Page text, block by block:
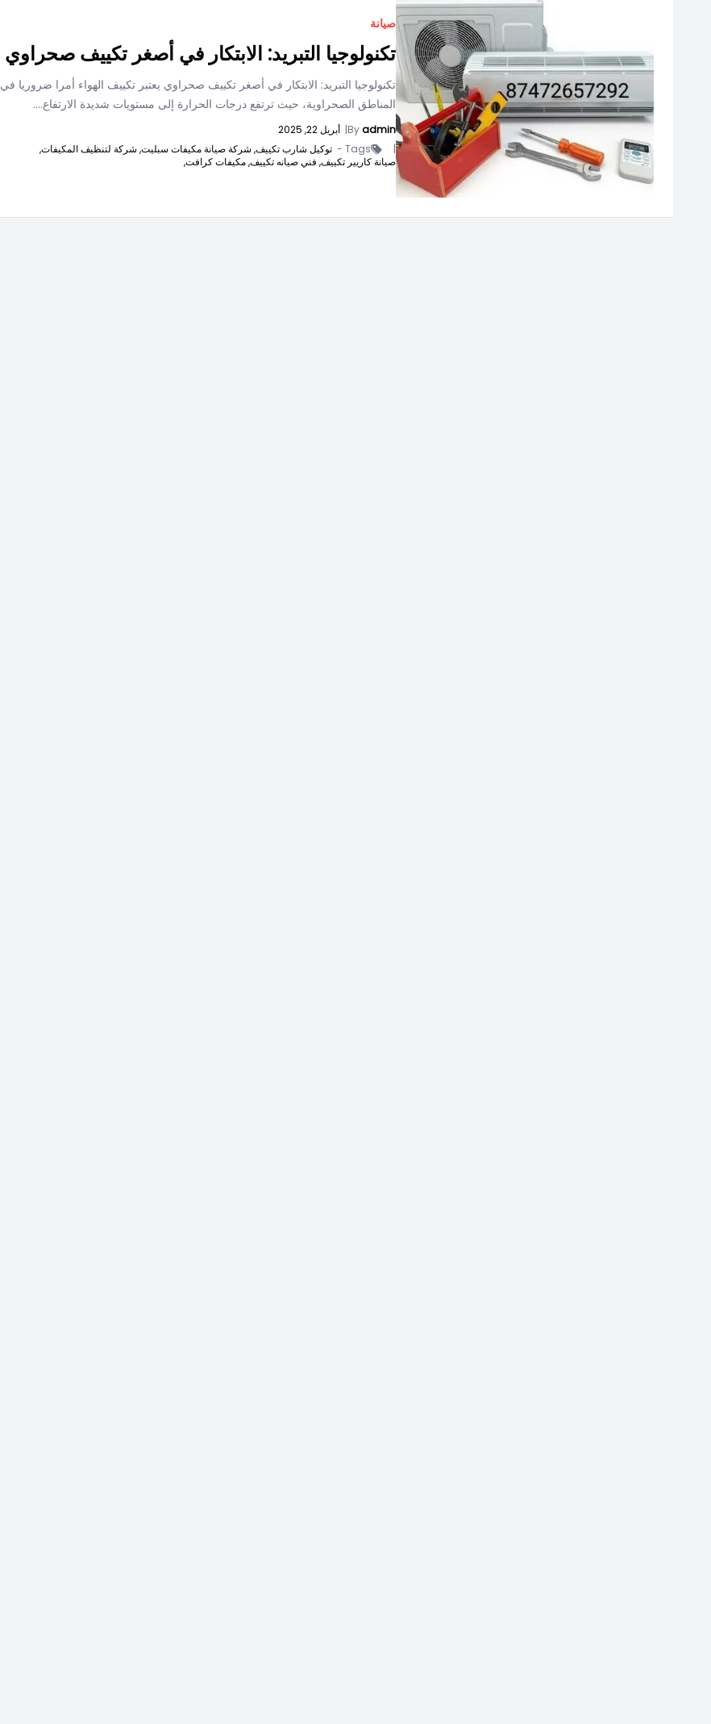
صيانة
تكنولوجيا التبريد: الابتكار في أصغر تكييف صحراوي
تكنولوجيا التبريد: الابتكار في أصغر تكييف صحراوي يعتبر تكييف الهواء أمرا ضروريا في
المناطق الصحراوية، حيث ترتفع درجات الحرارة إلى مستويات شديدة الارتفاع....
Byadmin
| أبريل 22, 2025
|
Tags - توكيل شارب تكييف, شركة صيانة مكيفات سبليت, شركة لتنظيف المكيفات,
صيانة كاريير تكييف, فني صيانه تكييف,مكيفات كرافت,